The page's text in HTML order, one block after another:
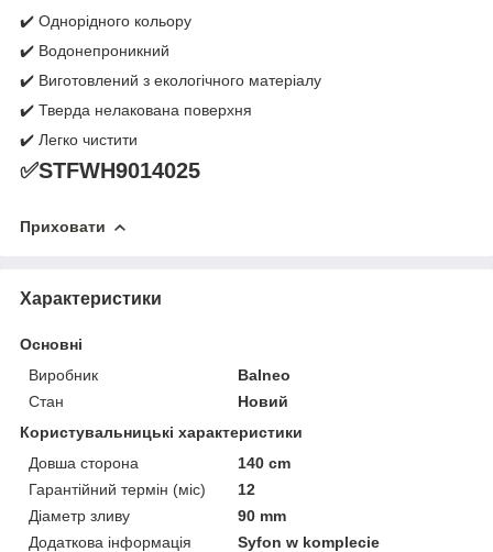
✔️ Однорідного кольору
✔️ Водонепроникний
✔️ Виготовлений з екологічного матеріалу
✔️ Тверда нелакована поверхня
✔️ Легко чистити
✅STFWH9014025
Приховати
Характеристики
Основні
Виробник
Balneo
Стан
Новий
Користувальницькі характеристики
Довша сторона
140 cm
Гарантійний термін (міс)
12
Діаметр зливу
90 mm
Додаткова інформація
Syfon w komplecie